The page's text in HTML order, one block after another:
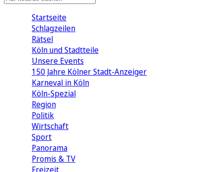
Startseite
Schlagzeilen
Rätsel
Köln und Stadtteile
Unsere Events
150 Jahre Kölner Stadt-Anzeiger
Karneval in Köln
Köln-Spezial
Region
Politik
Wirtschaft
Sport
Panorama
Promis & TV
Freizeit